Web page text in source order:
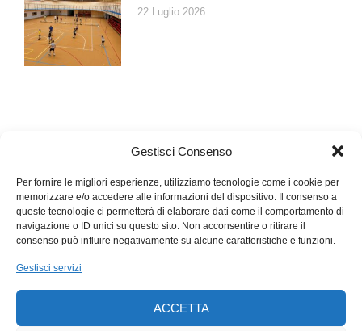
Gestisci Consenso
Per fornire le migliori esperienze, utilizziamo tecnologie come i cookie per
memorizzare e/o accedere alle informazioni del dispositivo. Il consenso a
queste tecnologie ci permetterà di elaborare dati come il comportamento di
navigazione o ID unici su questo sito. Non acconsentire o ritirare il
consenso può influire negativamente su alcune caratteristiche e funzioni.
Gestisci servizi
ACCETTA
22 Luglio 2026